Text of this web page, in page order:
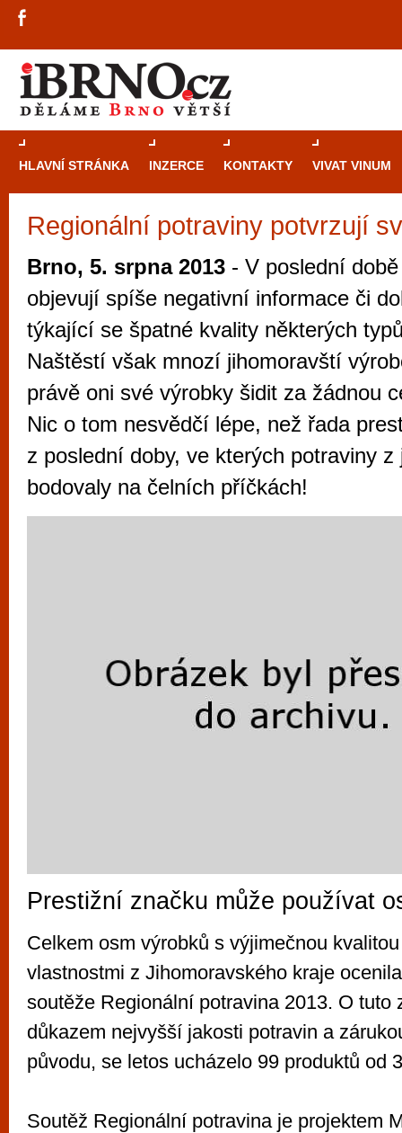
HLAVNÍ STRÁNKA INZERCE KONTAKTY VIVAT VINUM
Regionální potraviny potvrzují
Brno, 5. srpna 2013 - V poslední
objevují spíše negativní informace či
týkající se špatné kvality některých
Naštěstí však mnozí jihomoravští
právě oni své výrobky šidit za žádnou
Nic o tom nesvědčí lépe, než řada
z poslední doby, ve kterých potraviny
bodovaly na čelních příčkách!
Prestižní značku může používat
Celkem osm výrobků s výjimečnou
vlastnostmi z Jihomoravského kraje
soutěže Regionální potravina 2013. O tuto
důkazem nejvyšší jakosti potravin a
původu, se letos ucházelo 99 produktů od
Soutěž Regionální potravina je projektem
Průvodce
Brně: Od
automaty
Brno je
zajímavé
restaurace,
Mimo jiné je ale také místem, kde si
vyzkoušet různé kasinové hry. V
metropoli naleznete širokou nabídku her
po moderní automaty jak pro pravidelné
příležitostné hráče. V...